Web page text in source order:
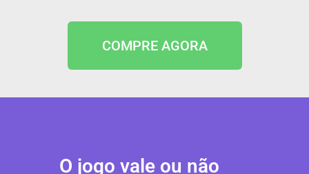
COMPRE AGORA
O jogo vale ou não